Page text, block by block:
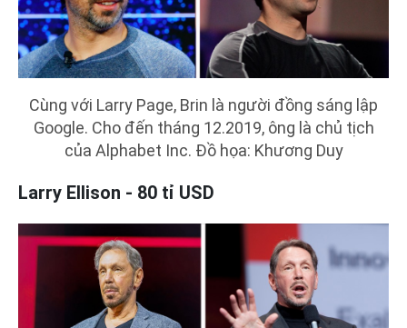
Cùng với Larry Page, Brin là người đồng sáng lập
Google. Cho đến tháng 12.2019, ông là chủ tịch
của Alphabet Inc. Đồ họa: Khương Duy
Larry Ellison - 80 tỉ USD